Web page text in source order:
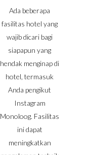
Ada beberapa
fasilitas hotel yang
wajib dicari bagi
siapapun yang
hendak menginap di
hotel, termasuk
Anda pengikut
Instagram
Monoloog. Fasilitas
ini dapat
meningkatkan